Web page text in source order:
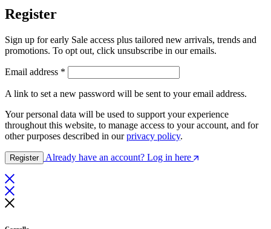
Register
Sign up for early Sale access plus tailored new arrivals, trends and
promotions. To opt out, click unsubscribe in our emails.
Email address *
A link to set a new password will be sent to your email address.
Your personal data will be used to support your experience
throughout this website, to manage access to your account, and for
other purposes described in ourprivacy policy.
Register Already have an account? Log in here